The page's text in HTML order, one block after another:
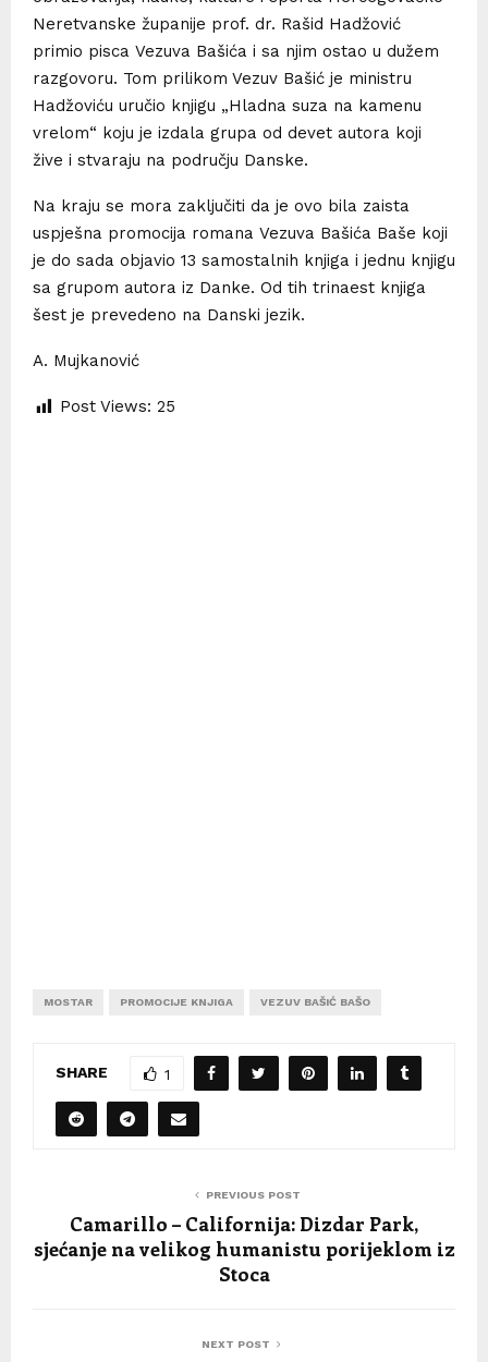
Neretvanske županije prof. dr. Rašid Hadžović
primio pisca Vezuva Bašića i sa njim ostao u dužem
razgovoru. Tom prilikom Vezuv Bašić je ministru
Hadžoviću uručio knjigu „Hladna suza na kamenu
vrelom“ koju je izdala grupa od devet autora koji
žive i stvaraju na području Danske.
Na kraju se mora zaključiti da je ovo bila zaista
uspješna promocija romana Vezuva Bašića Baše koji
je do sada objavio 13 samostalnih knjiga i jednu knjigu
sa grupom autora iz Danke. Od tih trinaest knjiga
šest je prevedeno na Danski jezik.
A. Mujkanović
Post Views: 25
MOSTAR PROMOCIJE KNJIGA VEZUV BAŠIĆ BAŠO
SHARE 1
PREVIOUS POST
Camarillo – Californija: Dizdar Park,
sjećanje na velikog humanistu porijeklom iz
Stoca
NEXT POST